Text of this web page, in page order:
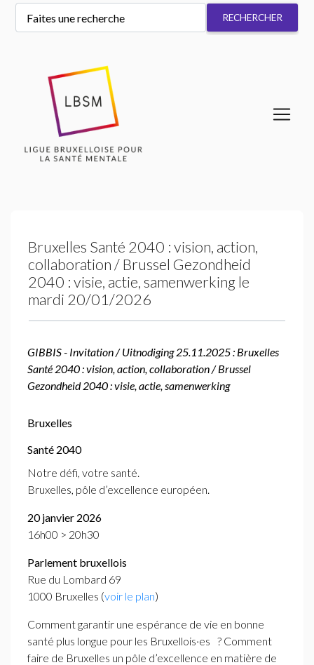
Bruxelles Santé 2040 : vision, action,
collaboration / Brussel Gezondheid
2040 : visie, actie, samenwerking le
mardi 20/01/2026
GIBBIS- Invitation / Uitnodiging 25.11.2025 : Bruxelles
Santé 2040 : vision, action, collaboration / Brussel
Gezondheid 2040 : visie, actie, samenwerking
Bruxelles
Santé 2040
Notre défi, votre santé.
Bruxelles, pôle d’excellence européen.
20 janvier 2026
16h00 > 20h30
Parlement bruxellois
Rue du Lombard 69
1000 Bruxelles (voir le plan)
Comment garantir une espérance de vie en bonne
santé plus longue pour les Bruxellois·es ? Comment
faire de Bruxelles un pôle d’excellence en matière de